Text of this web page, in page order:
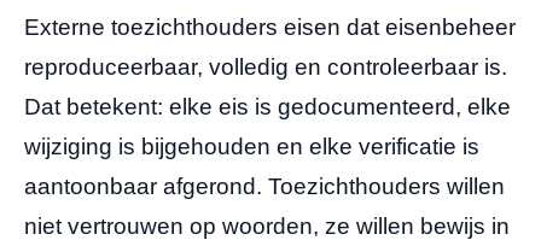
Externe toezichthouders eisen dat eisenbeheer
reproduceerbaar, volledig en controleerbaar is.
Dat betekent: elke eis is gedocumenteerd, elke
wijziging is bijgehouden en elke verificatie is
aantoonbaar afgerond. Toezichthouders willen
niet vertrouwen op woorden, ze willen bewijs in